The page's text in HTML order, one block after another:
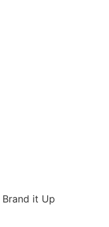
Brand it Up